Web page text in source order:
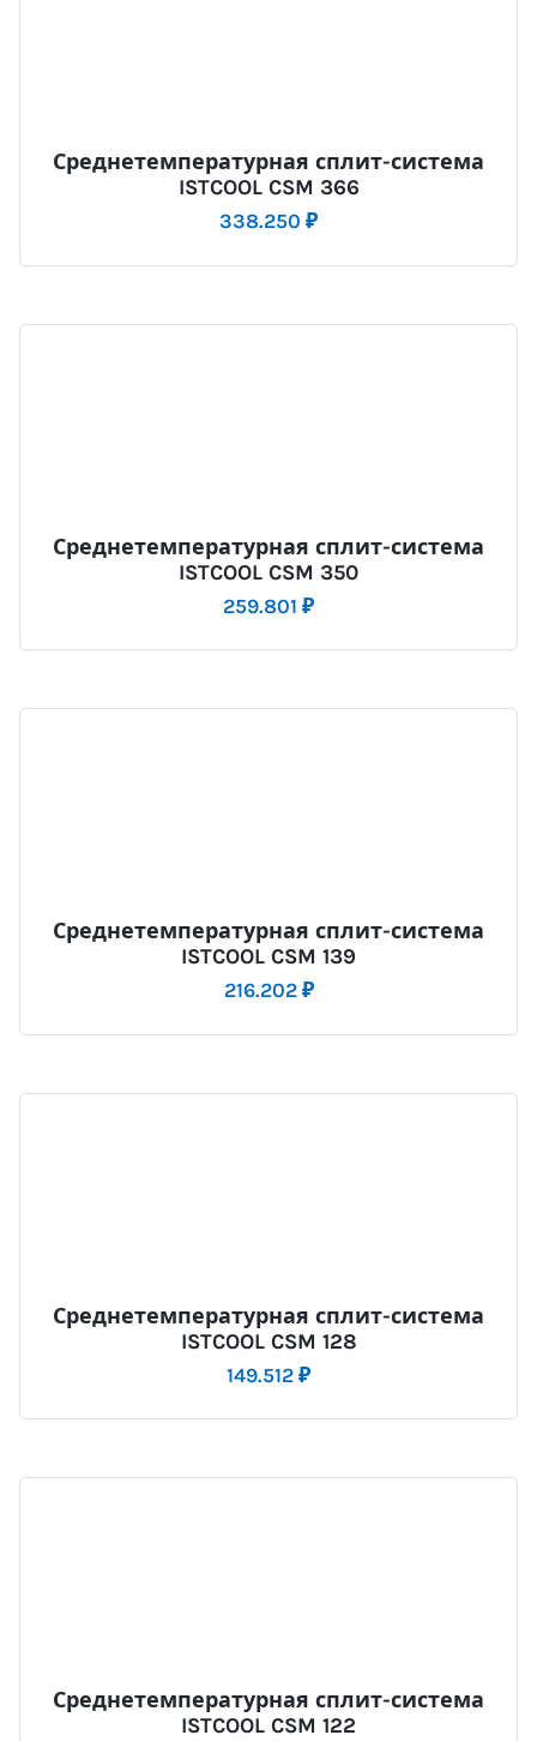
Среднетемпературная сплит-система
ISTCOOL CSM 366
338.250 ₽
Среднетемпературная сплит-система
ISTCOOL CSM 350
259.801 ₽
Среднетемпературная сплит-система
ISTCOOL CSM 139
216.202 ₽
Среднетемпературная сплит-система
ISTCOOL CSM 128
149.512 ₽
Среднетемпературная сплит-система
ISTCOOL CSM 122